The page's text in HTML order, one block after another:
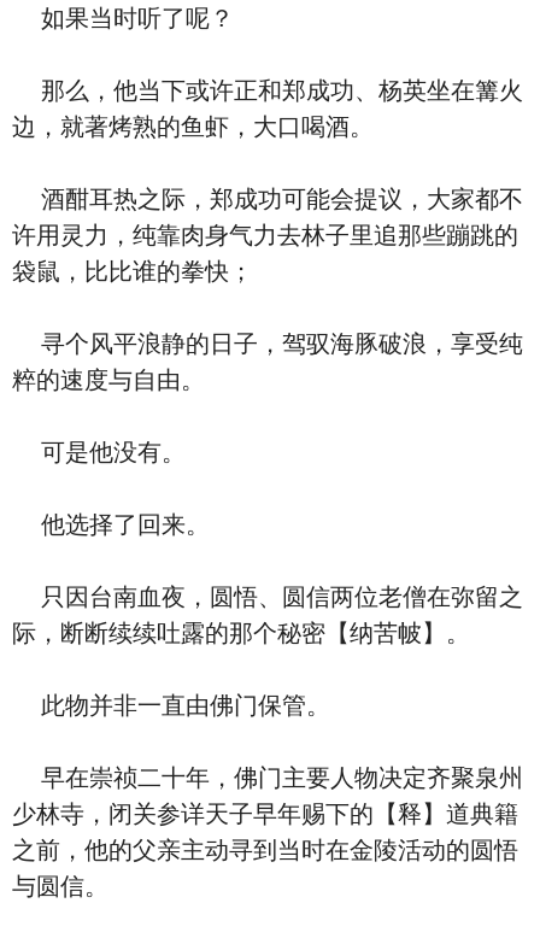
如果当时听了呢？
那么，他当下或许正和郑成功、杨英坐在篝火
边，就著烤熟的鱼虾，大口喝酒。
酒酣耳热之际，郑成功可能会提议，大家都不
许用灵力，纯靠肉身气力去林子里追那些蹦跳的
袋鼠，比比谁的拳快；
寻个风平浪静的日子，驾驭海豚破浪，享受纯
粹的速度与自由。
可是他没有。
他选择了回来。
只因台南血夜，圆悟、圆信两位老僧在弥留之
际，断断续续吐露的那个秘密【纳苦帔】。
此物并非一直由佛门保管。
早在崇祯二十年，佛门主要人物决定齐聚泉州
少林寺，闭关参详天子早年赐下的【释】道典籍
之前，他的父亲主动寻到当时在金陵活动的圆悟
与圆信。